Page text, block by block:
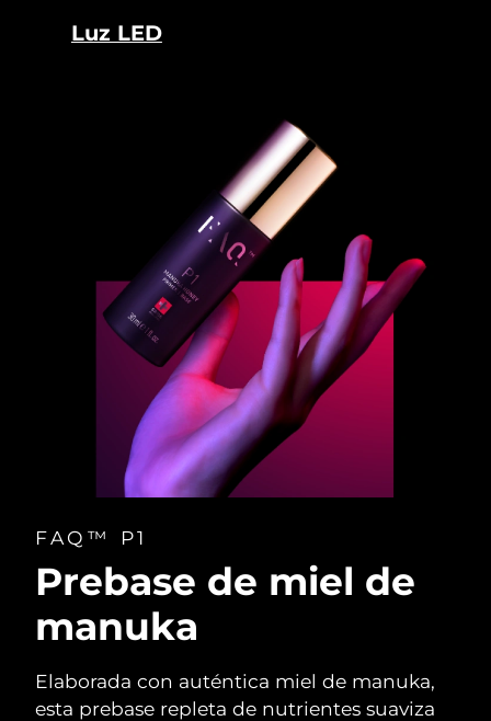
Luz LED
FAQ™ P1
Prebase de miel de
manuka
Elaborada con auténtica miel de manuka,
esta prebase repleta de nutrientes suaviza